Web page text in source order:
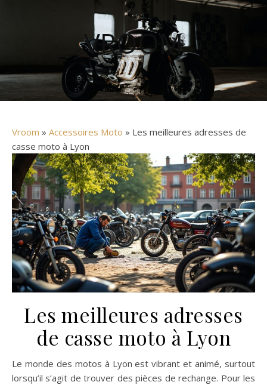
VROOM
Vroom » Accessoires Moto » Les meilleures adresses de
casse moto à Lyon
Les meilleures adresses
de casse moto à Lyon
Le monde des motos à Lyon est vibrant et animé, surtout
lorsqu’il s’agit de trouver des pièces de rechange. Pour les